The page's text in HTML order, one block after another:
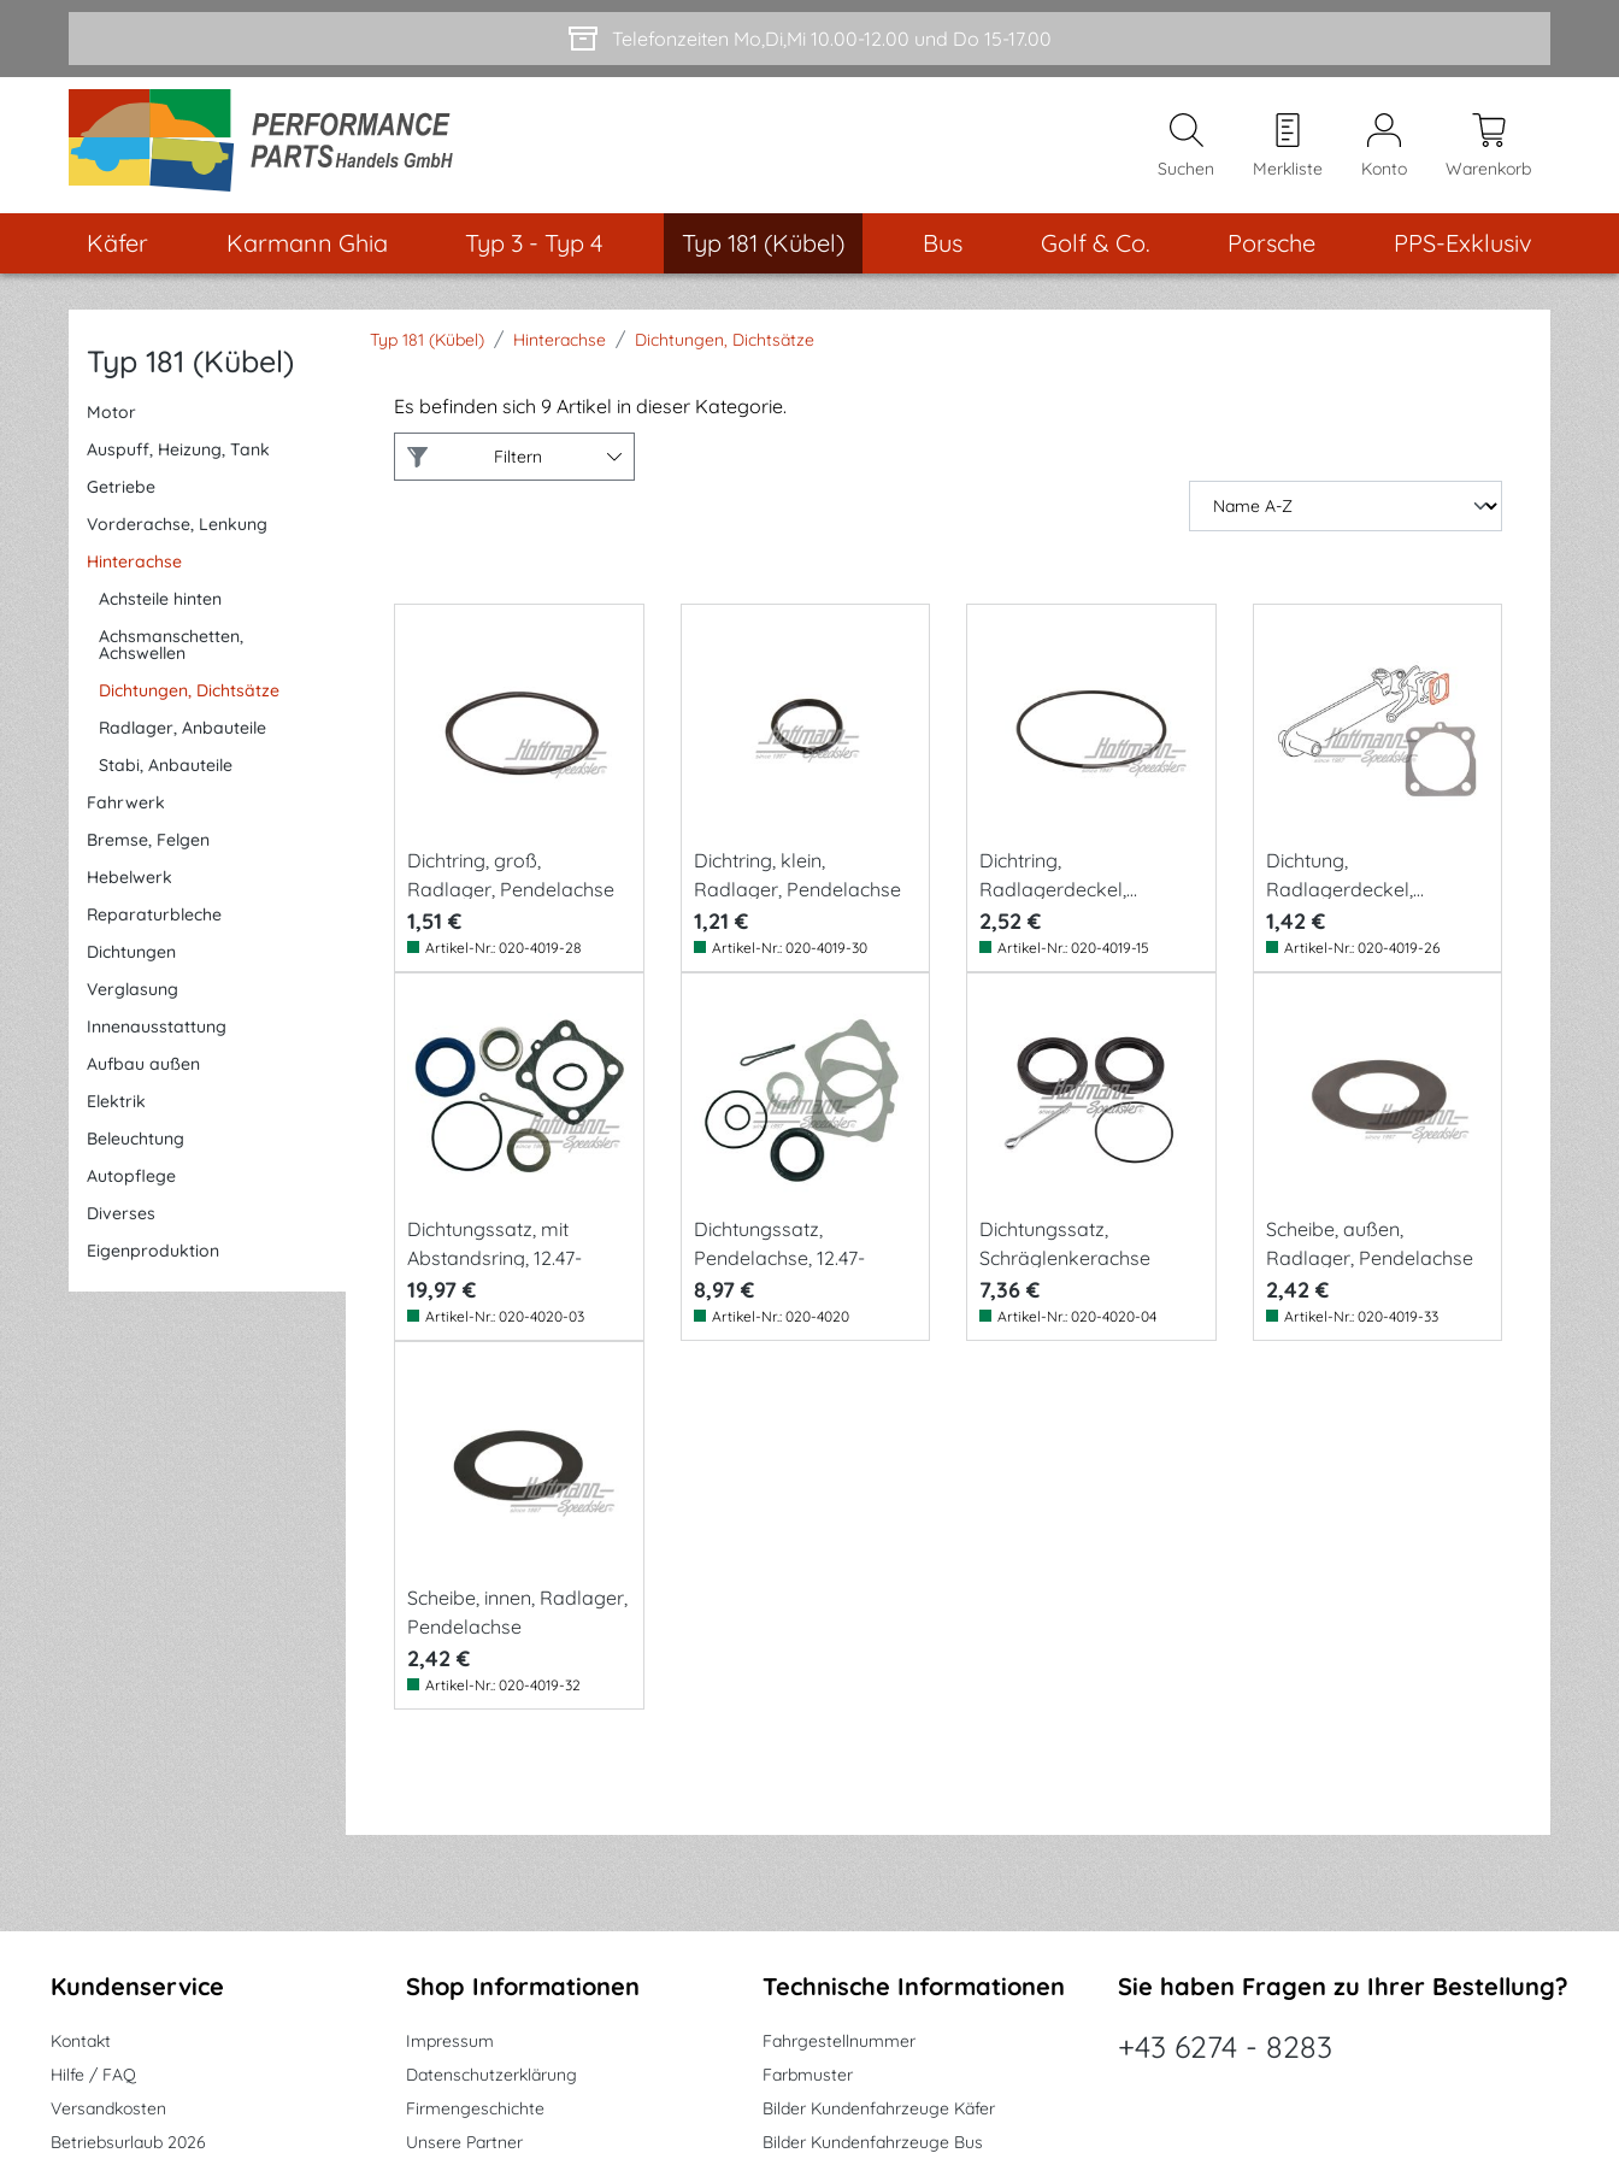
Telefonzeiten Mo,Di,Mi 10.00-12.00 und Do 15-17.00
Suchen Merkliste Konto Warenkorb
Käfer Karmann Ghia Typ 3 - Typ 4 Typ 181 (Kübel) Bus Golf & Co. Porsche PPS-Exklusiv
Typ 181 (Kübel)
Motor
Auspuff, Heizung, Tank
Getriebe
Vorderachse, Lenkung
Hinterachse
Achsteile hinten
Achsmanschetten,
Achswellen
Dichtungen, Dichtsätze
Radlager, Anbauteile
Stabi, Anbauteile
Fahrwerk
Bremse, Felgen
Hebelwerk
Reparaturbleche
Dichtungen
Verglasung
Innenausstattung
Aufbau außen
Elektrik
Beleuchtung
Autopflege
Diverses
Eigenproduktion
Typ 181 (Kübel) / Hinterachse / Dichtungen, Dichtsätze
Es befinden sich 9 Artikel in dieser Kategorie.
Filtern
Dichtring, groß,
Radlager, Pendelachse
1,51 €
Artikel-Nr.: 020-4019-28
Dichtring, klein,
Radlager, Pendelachse
1,21 €
Artikel-Nr.: 020-4019-30
Dichtring,
Radlagerdeckel,
Schräglenker
2,52 €
Artikel-Nr.: 020-4019-15
Dichtung,
Radlagerdeckel,
Pendelachse
1,42 €
Artikel-Nr.: 020-4019-26
Dichtungssatz, mit
Abstandsring, 12.47-
19,97 €
Artikel-Nr.: 020-4020-03
Dichtungssatz,
Pendelachse, 12.47-
8,97 €
Artikel-Nr.: 020-4020
Dichtungssatz,
Schräglenkerachse
7,36 €
Artikel-Nr.: 020-4020-04
Scheibe, außen,
Radlager, Pendelachse
2,42 €
Artikel-Nr.: 020-4019-33
Scheibe, innen, Radlager,
Pendelachse
2,42 €
Artikel-Nr.: 020-4019-32
Kundenservice
Kontakt
Hilfe / FAQ
Versandkosten
Betriebsurlaub 2026
Shop Informationen
Impressum
Datenschutzerklärung
Firmengeschichte
Unsere Partner
Technische Informationen
Fahrgestellnummer
Farbmuster
Bilder Kundenfahrzeuge Käfer
Bilder Kundenfahrzeuge Bus
Sie haben Fragen zu Ihrer Bestellung?
+43 6274 - 8283